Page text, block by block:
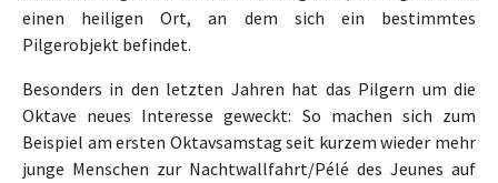
einen heiligen Ort, an dem sich ein bestimmtes
Pilgerobjekt befindet.
Besonders in den letzten Jahren hat das Pilgern um die
Oktave neues Interesse geweckt: So machen sich zum
Beispiel am ersten Oktavsamstag seit kurzem wieder mehr
junge Menschen zur Nachtwallfahrt/Pélé des Jeunes auf